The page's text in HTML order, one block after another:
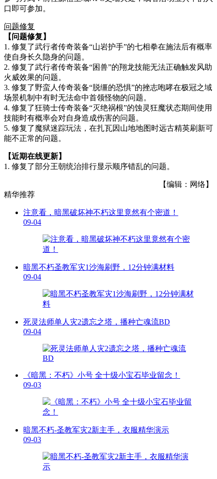
口即可参加。
问题修复
【问题修复】
1. 修复了武行者传奇装备“山岩护手”的七相拳在施法后有概率
使自身长久隐身的问题。
2. 修复了武行者传奇装备“困兽”的翔龙技能无法正确触发风助
火威效果的问题。
3. 修复了野蛮人传奇装备“脱缰的恐惧”的挫志咆哮在极冠之域
场景机制中有时无法命中首领怪物的问题。
4. 修复了狂骑士传奇装备“灭绝祸根”的蚀灵狂魔状态期间使用
技能时有概率会对自身造成伤害的问题。
5. 修复了魔狱迷踪玩法，在扎瓦因山地地图时远古精英刷新可
能不正常的问题。
【近期在线更新】
1. 修复了部分王朝统治排行显示顺序错乱的问题。
【编辑：网络】
精华推荐
注意看，暗黑破坏神不朽这里竟然有个密道！
09-04
暗黑不朽圣教军灾1沙海刷野，12分钟满材料
09-04
死灵法师单人灾2遗忘之塔，播种亡魂流BD
09-04
《暗黑：不朽》小号 全十级小宝石毕业留念！
09-03
暗黑不朽-圣教军灾2新主手，衣服精华演示
09-03